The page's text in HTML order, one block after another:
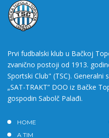
Prvi fudbalski klub u Bačkoj
zvanično postoji od 1913.
Sportski Club" (TSC).
„SAT-TRAKT” DOO iz Bačke
gospodin Sabolč Palađi.
HOME
A TIM